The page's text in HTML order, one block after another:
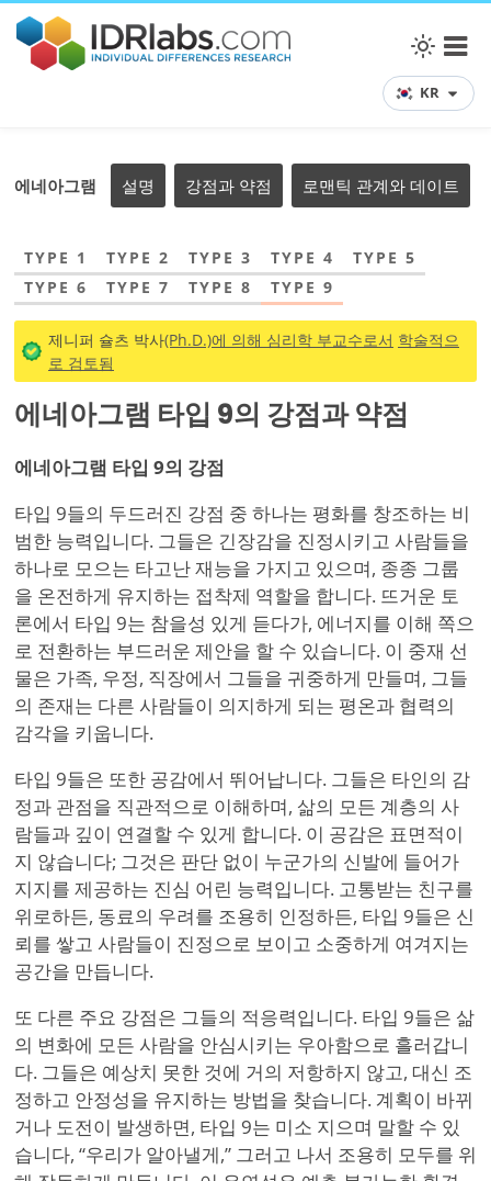
KR
에네아그램 설명 강점과 약점 로맨틱 관계와 데이트
TYPE 1 TYPE 2 TYPE 3 TYPE 4
TYPE 5
TYPE 6
TYPE 7 TYPE 8 TYPE 9
제니퍼 슐츠 박사(Ph.D.)에 의해 심리학 부교수로서 학술적으
로 검토됨
에네아그램 타입 9의 강점과 약점
에네아그램 타입 9의 강점
타입 9들의 두드러진 강점 중 하나는 평화를 창조하는 비
범한 능력입니다. 그들은 긴장감을 진정시키고 사람들을
하나로 모으는 타고난 재능을 가지고 있으며, 종종 그룹
을 온전하게 유지하는 접착제 역할을 합니다. 뜨거운 토
론에서 타입 9는 참을성 있게 듣다가, 에너지를 이해 쪽으
로 전환하는 부드러운 제안을 할 수 있습니다. 이 중재 선
물은 가족, 우정, 직장에서 그들을 귀중하게 만들며, 그들
의 존재는 다른 사람들이 의지하게 되는 평온과 협력의
감각을 키웁니다.
타입 9들은 또한 공감에서 뛰어납니다. 그들은 타인의 감
정과 관점을 직관적으로 이해하며, 삶의 모든 계층의 사
람들과 깊이 연결할 수 있게 합니다. 이 공감은 표면적이
지 않습니다; 그것은 판단 없이 누군가의 신발에 들어가
지지를 제공하는 진심 어린 능력입니다. 고통받는 친구를
위로하든, 동료의 우려를 조용히 인정하든, 타입 9들은 신
뢰를 쌓고 사람들이 진정으로 보이고 소중하게 여겨지는
공간을 만듭니다.
또 다른 주요 강점은 그들의 적응력입니다. 타입 9들은 삶
의 변화에 모든 사람을 안심시키는 우아함으로 흘러갑니
다. 그들은 예상치 못한 것에 거의 저항하지 않고, 대신 조
정하고 안정성을 유지하는 방법을 찾습니다. 계획이 바뀌
거나 도전이 발생하면, 타입 9는 미소 지으며 말할 수 있
습니다, “우리가 알아낼게,” 그러고 나서 조용히 모두를 위